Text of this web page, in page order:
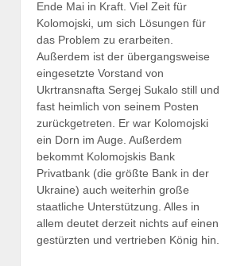
Ende Mai in Kraft. Viel Zeit für
Kolomojski, um sich Lösungen für
das Problem zu erarbeiten.
Außerdem ist der übergangsweise
eingesetzte Vorstand von
Ukrtransnafta Sergej Sukalo still und
fast heimlich von seinem Posten
zurückgetreten. Er war Kolomojski
ein Dorn im Auge. Außerdem
bekommt Kolomojskis Bank
Privatbank (die größte Bank in der
Ukraine) auch weiterhin große
staatliche Unterstützung. Alles in
allem deutet derzeit nichts auf einen
gestürzten und vertrieben König hin.